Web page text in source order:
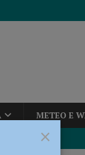
METEO E
×